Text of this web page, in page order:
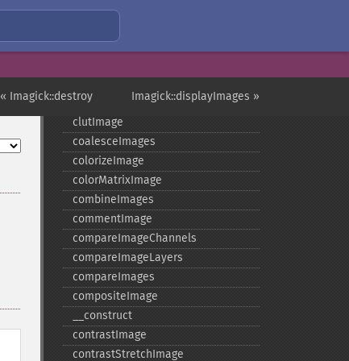
Imagick::displayImages »
« Imagick::destroy
clear
clipPathImage
clutImage
coalesceImages
colorizeImage
colorMatrixImage
combineImages
commentImage
compareImageChannels
compareImageLayers
compareImages
compositeImage
_​_​construct
contrastImage
contrastStretchImage